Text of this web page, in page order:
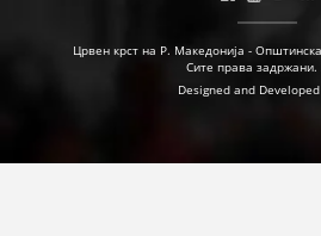
Црвен крст на Р. Македонија -
Сите права задржани.
Designed and